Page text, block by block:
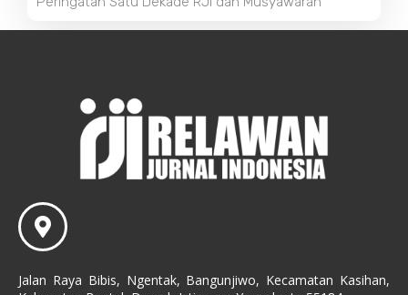
Jalan Raya Bibis, Ngentak, Bangunjiwo, Kecamatan Kasihan,